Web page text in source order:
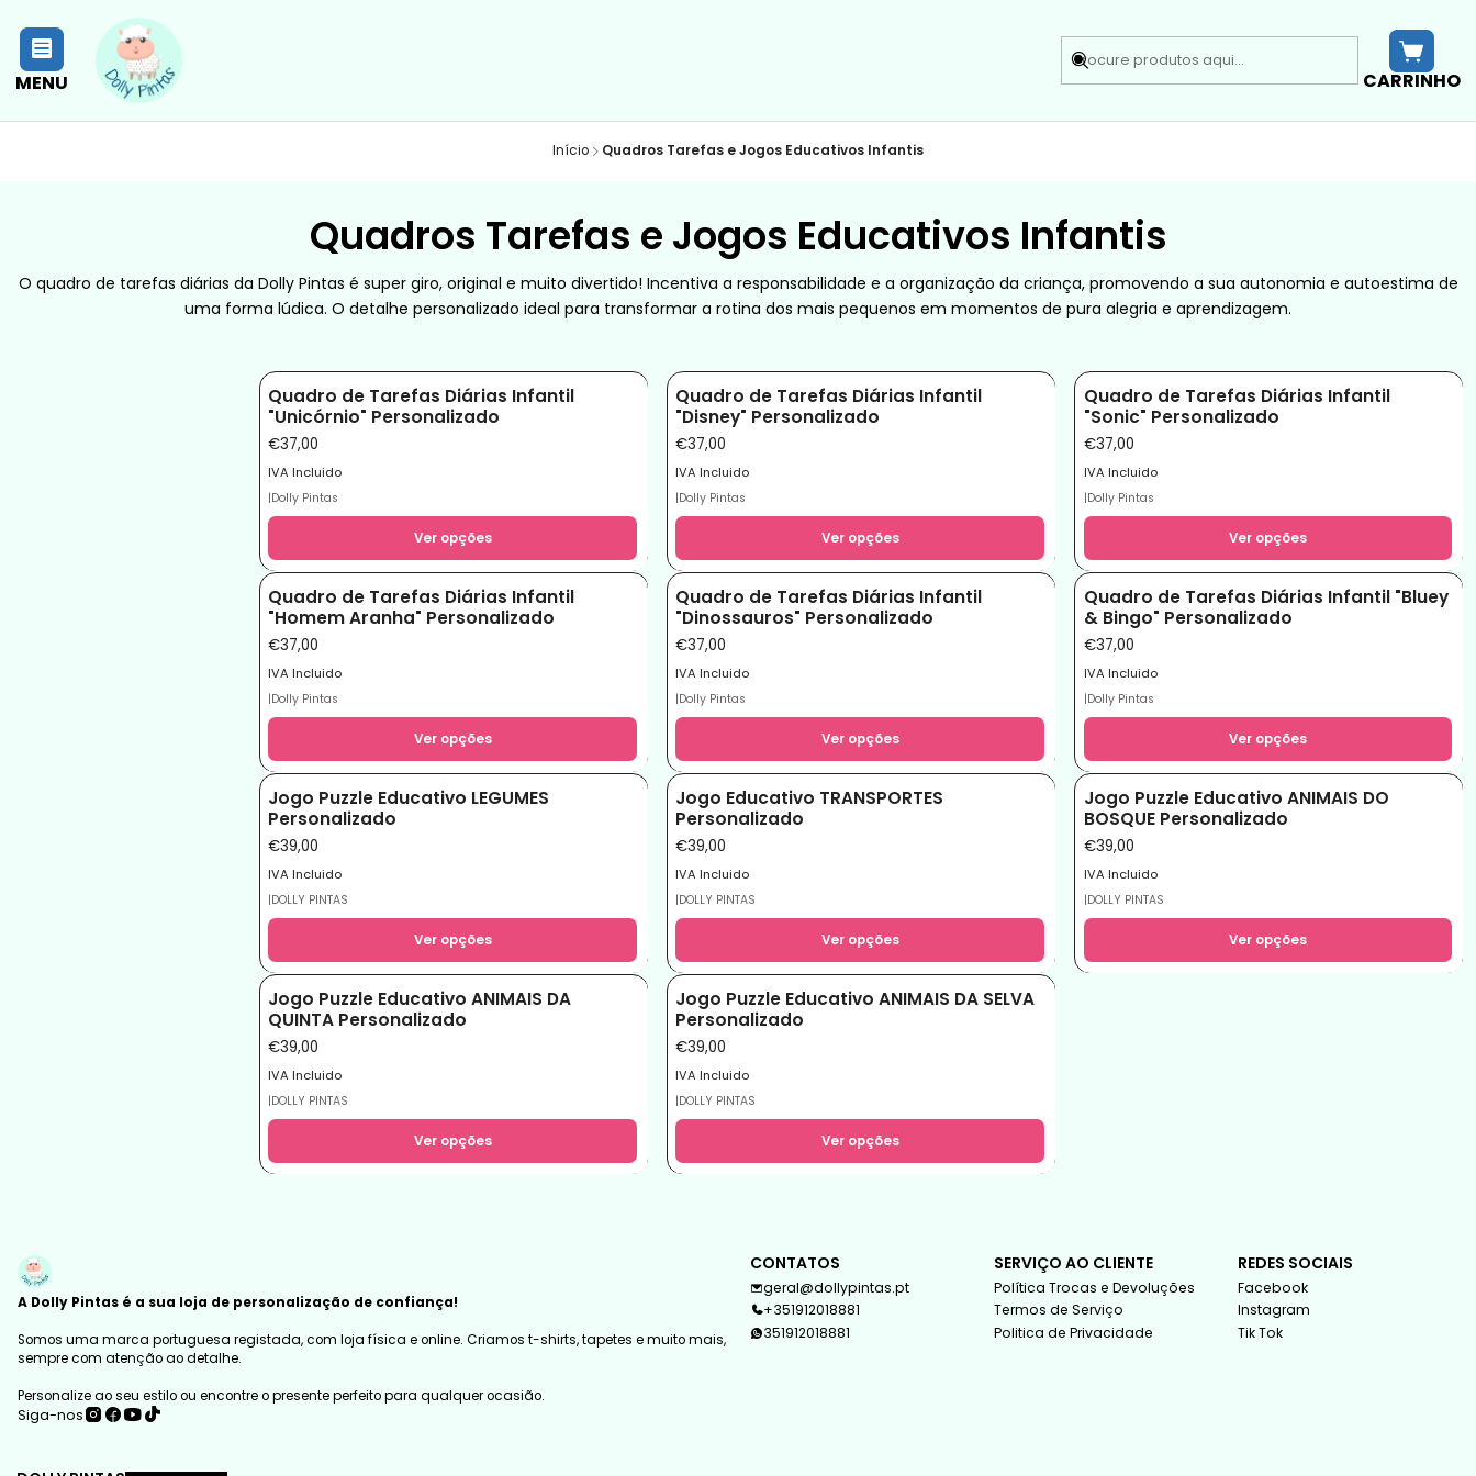
MENU CARRINHO
Início Quadros Tarefas e Jogos Educativos Infantis
Quadros Tarefas e Jogos Educativos Infantis
O quadro de tarefas diárias da Dolly Pintas é super giro, original e muito divertido! Incentiva a responsabilidade e a organização da criança, promovendo a sua autonomia e autoestima de
uma forma lúdica. O detalhe personalizado ideal para transformar a rotina dos mais pequenos em momentos de pura alegria e aprendizagem.
Quadro de Tarefas Diárias Infantil
"Unicórnio" Personalizado
€37,00
IVA Incluido
|Dolly Pintas
Ver opções
Quadro de Tarefas Diárias Infantil
"Disney" Personalizado
€37,00
IVA Incluido
|Dolly Pintas
Ver opções
Quadro de Tarefas Diárias Infantil
"Sonic" Personalizado
€37,00
IVA Incluido
|Dolly Pintas
Ver opções
Quadro de Tarefas Diárias Infantil
"Homem Aranha" Personalizado
€37,00
IVA Incluido
|Dolly Pintas
Ver opções
Quadro de Tarefas Diárias Infantil
"Dinossauros" Personalizado
€37,00
IVA Incluido
|Dolly Pintas
Ver opções
Quadro de Tarefas Diárias Infantil "Bluey
& Bingo" Personalizado
€37,00
IVA Incluido
|Dolly Pintas
Ver opções
Jogo Puzzle Educativo LEGUMES
Personalizado
€39,00
IVA Incluido
|DOLLY PINTAS
Ver opções
Jogo Educativo TRANSPORTES
Personalizado
€39,00
IVA Incluido
|DOLLY PINTAS
Ver opções
Jogo Puzzle Educativo ANIMAIS DO
BOSQUE Personalizado
€39,00
IVA Incluido
|DOLLY PINTAS
Ver opções
Jogo Puzzle Educativo ANIMAIS DA
QUINTA Personalizado
€39,00
IVA Incluido
|DOLLY PINTAS
Ver opções
Jogo Puzzle Educativo ANIMAIS DA SELVA
Personalizado
€39,00
IVA Incluido
|DOLLY PINTAS
Ver opções
A Dolly Pintas é a sua loja de personalização de confiança!
Somos uma marca portuguesa registada, com loja física e online. Criamos t-shirts, tapetes e muito mais,
sempre com atenção ao detalhe.
Personalize ao seu estilo ou encontre o presente perfeito para qualquer ocasião.
Siga-nos
CONTATOS
geral@dollypintas.pt
+351912018881
351912018881
SERVIÇO AO CLIENTE
Política Trocas e Devoluções
Termos de Serviço
Politica de Privacidade
REDES SOCIAIS
Facebook
Instagram
Tik Tok